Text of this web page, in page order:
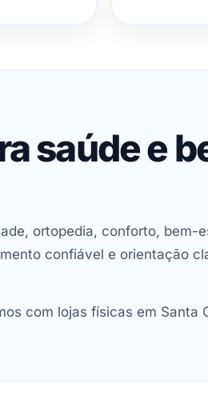
saúde e
ortopedia, conforto, bem-
confiável e orientação
com lojas físicas em Santa